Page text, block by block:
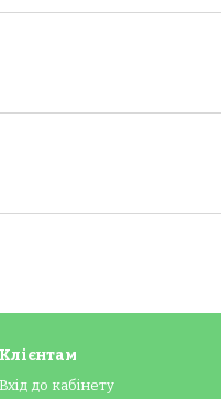
Клієнтам
Вхід до кабінету